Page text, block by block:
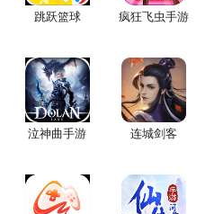
跳跃篮球 疯狂飞虫手游
泣神曲手游 连城剑客